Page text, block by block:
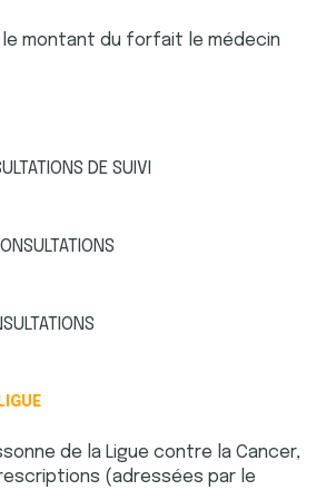
montant du forfait le médecin
DE SUIVI
de la Ligue contre la Cancer,
(adressées par le